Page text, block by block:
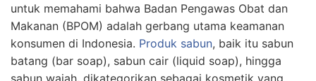
untuk memahami bahwa Badan Pengawas Obat dan
Makanan (BPOM) adalah gerbang utama keamanan
konsumen di Indonesia. Produk sabun, baik itu sabun
batang (bar soap), sabun cair (liquid soap), hingga
sabun wajah, dikategorikan sebagai kosmetik yang